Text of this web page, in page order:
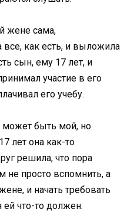
жене сама,
все, как есть, и выложила
сын, ему 17 лет, и
участие в его
его учебу.
может быть мой, но
лет она как-то
решила, что пора
не просто вспомнить, а
и начать требовать
ей что-то должен.